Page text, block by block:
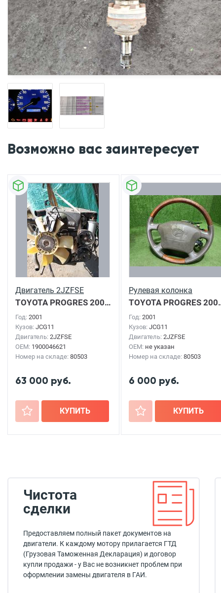
Возможно вас заинтересует
Двигатель 2JZFSE
TOYOTA PROGRES 2001г.
Год: 2001
Кузов: JCG11
Двигатель: 2JZFSE
OEM: 1900046621
Номер на складе: 80503
63 000 руб.
+ КУПИТЬ
Рулевая колонка
TOYOTA PROGRES 2001г.
Год: 2001
Кузов: JCG11
Двигатель: 2JZFSE
OEM: не указан
Номер на складе: 80503
6 000 руб.
+ КУПИТЬ
Чистота
сделки
Предоставляем полный пакет документов на
двигатели. К каждому мотору прилагается ГТД
(Грузовая Таможенная Декларация) и договор
купли продажи - у Вас не возникнет проблем при
оформлении замены двигателя в ГАИ.